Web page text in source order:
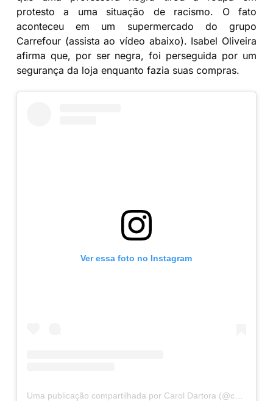
protesto a uma situação de racismo. O fato
aconteceu em um supermercado do grupo
Carrefour (assista ao vídeo abaixo). Isabel Oliveira
afirma que, por ser negra, foi perseguida por um
segurança da loja enquanto fazia suas compras.
Ver essa foto no Instagram
Uma publicação compartilhada por Carol Dartora (@caroldartora13)